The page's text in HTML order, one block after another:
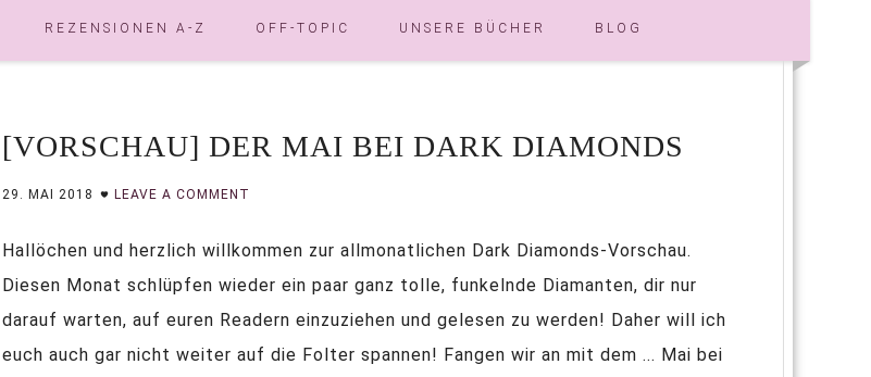
REZENSIONEN A-Z OFF-TOPIC UNSERE BÜCHER BLOG
[VORSCHAU] DER MAI BEI DARK DIAMONDS
29. MAI 2018 LEAVE A COMMENT
Hallöchen und herzlich willkommen zur allmonatlichen Dark Diamonds-Vorschau.
Diesen Monat schlüpfen wieder ein paar ganz tolle, funkelnde Diamanten, dir nur
darauf warten, auf euren Readern einzuziehen und gelesen zu werden! Daher will ich
euch auch gar nicht weiter auf die Folter spannen! Fangen wir an mit dem ... Mai bei